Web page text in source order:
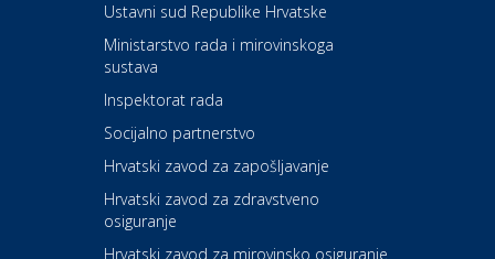
Kultura i edukacija
Kazalište ZKM
Auto-moto i tehnika
Zdravlje i osiguranje
Ustavni sud Republike Hrvatske
Ministarstvo rada i mirovinskoga
sustava
Inspektorat rada
Socijalno partnerstvo
Hrvatski zavod za zapošljavanje
Hrvatski zavod za zdravstveno
osiguranje
Hrvatski zavod za mirovinsko osiguranje